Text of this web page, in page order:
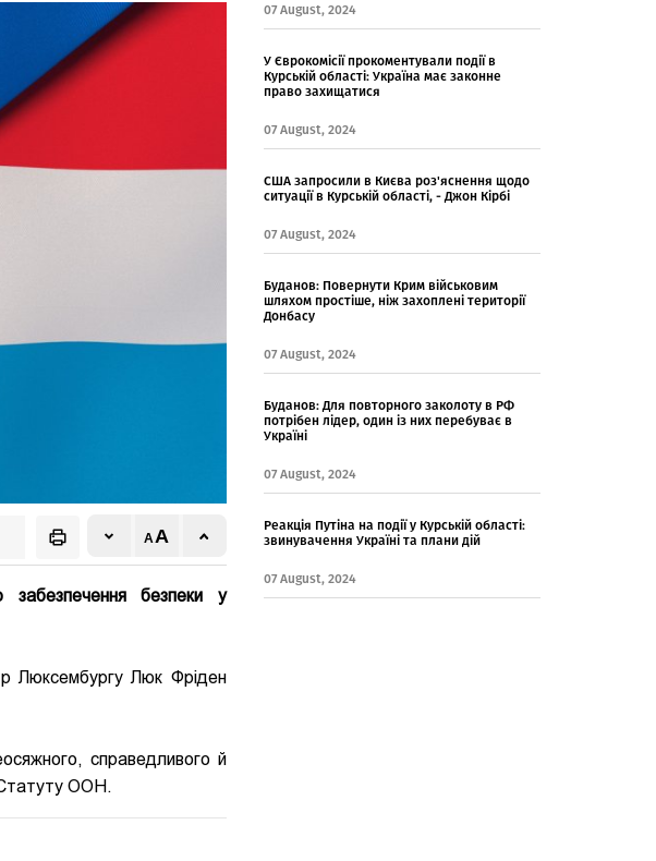
безпеки у
Люксембургу Люк Фріден
справедливого й
Статуту ООН.
07 August, 2024
У Єврокомісії прокоментували події в
Курській області: Україна має законне
право захищатися
07 August, 2024
США запросили в Києва роз'яснення щодо
ситуації в Курській області, - Джон Кірбі
07 August, 2024
Буданов: Повернути Крим військовим
шляхом простіше, ніж захоплені території
Донбасу
07 August, 2024
Буданов: Для повторного заколоту в РФ
потрібен лідер, один із них перебуває в
Україні
07 August, 2024
Реакція Путіна на події у Курській області:
звинувачення Україні та плани дій
07 August, 2024